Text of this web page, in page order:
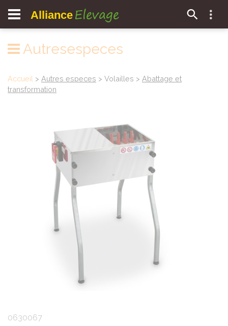
Alliance Elevage
Autresespeces
Accueil > Autres especes > Volailles > Abattage et
transformation
0630067